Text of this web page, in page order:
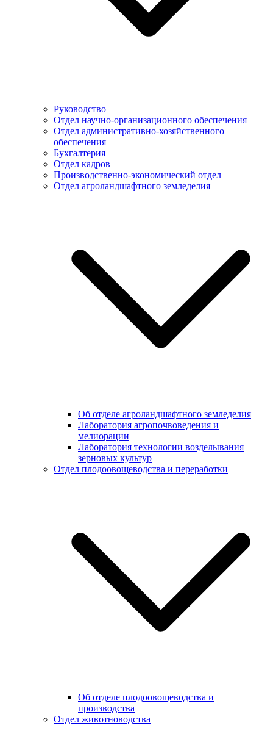
Руководство
Отдел научно-организационного обеспечения
Отдел административно-хозяйственного
обеспечения
Бухгалтерия
Отдел кадров
Производственно-экономический отдел
Отдел агроландшафтного земледелия
Об отделе агроландшафтного земледелия
Лаборатория агропочвоведения и
мелиорации
Лаборатория технологии возделывания
зерновых культур
Отдел плодоовощеводства и переработки
Об отделе плодоовощеводства и
производства
Отдел животноводства